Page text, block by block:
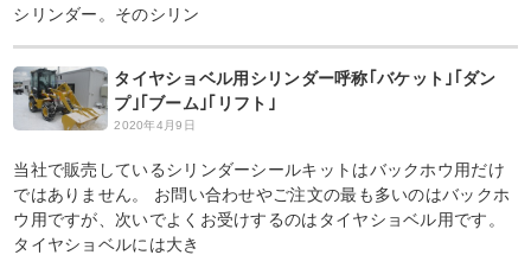
シリンダー。そのシリン
タイヤショベル用シリンダー呼称｢バケット｣｢ダン
プ｣｢ブーム｣｢リフト｣
2020年4月9日
当社で販売しているシリンダーシールキットはバックホウ用だけ
ではありません。 お問い合わせやご注文の最も多いのはバックホ
ウ用ですが、次いでよくお受けするのはタイヤショベル用です。
タイヤショベルには大き